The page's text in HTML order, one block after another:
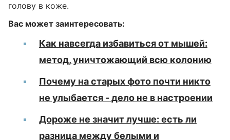
голову в коже.
Вас может заинтересовать:
Как навсегда избавиться от мышей:
метод, уничтожающий всю колонию
Почему на старых фото почти никто
не улыбается - дело не в настроении
Дороже не значит лучше: есть ли
разница между белыми и